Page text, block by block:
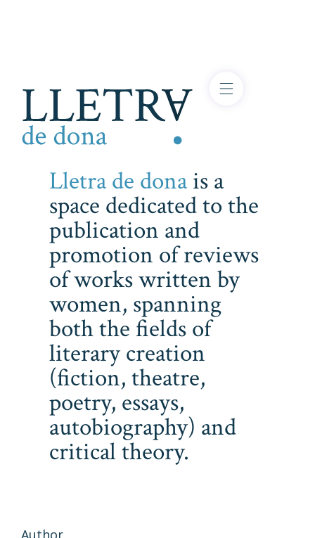
Lletra de donais a
space dedicated to the
publication and
promotion of reviews
of works written by
women, spanning
both the fields of
literary creation
(fiction, theatre,
poetry, essays,
autobiography) and
critical theory.
Author